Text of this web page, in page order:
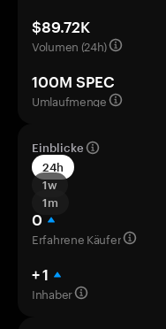
$89.72K
Volumen (24h)
100M SPEC
Umlaufmenge
Einblicke
24h
1w
1m
0
Erfahrene Käufer
+ 1
Inhaber